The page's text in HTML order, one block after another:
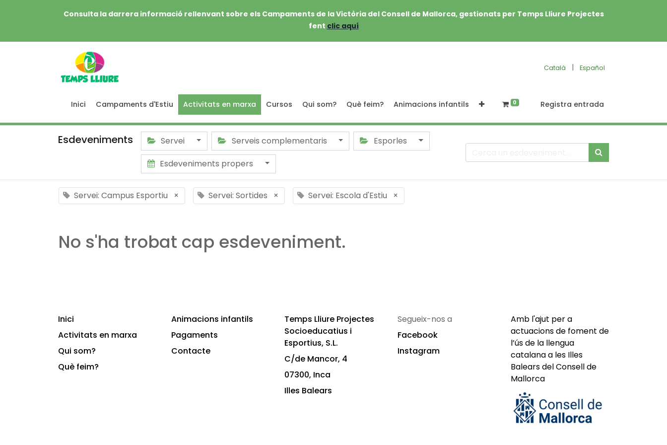
Consulta la darrera informació rellenvant sobre els Campaments de la Victòria del Consell de Mallorca, gestionats per Temps Lliure Projectes
fent clic aquí
Català | Español
Inici Campaments d'Estiu Activitats en marxa Cursos Qui som? Què feim? Animacions infantils 0 Registra entrada
Esdeveniments Servei Serveis complementaris
Esporles
Esdeveniments propers
Servei: Campus Esportiu × Servei: Sortides × Servei: Escola d'Estiu ×
No s'ha trobat cap esdeveniment.
Inici
Activitats en marxa
Qui som?
Què feim?
Animacions infantils
Pagaments
Contacte
Temps Lliure Projectes
Socioeducatius i
Esportius, S.L.
C/de Mancor, 4
07300, Inca
Illes Balears
Segueix-nos a
Facebook
Instagram
Amb l'ajut per a
actuacions de foment de
l’ús de la llengua
catalana a les Illes
Balears del Consell de
Mallorca